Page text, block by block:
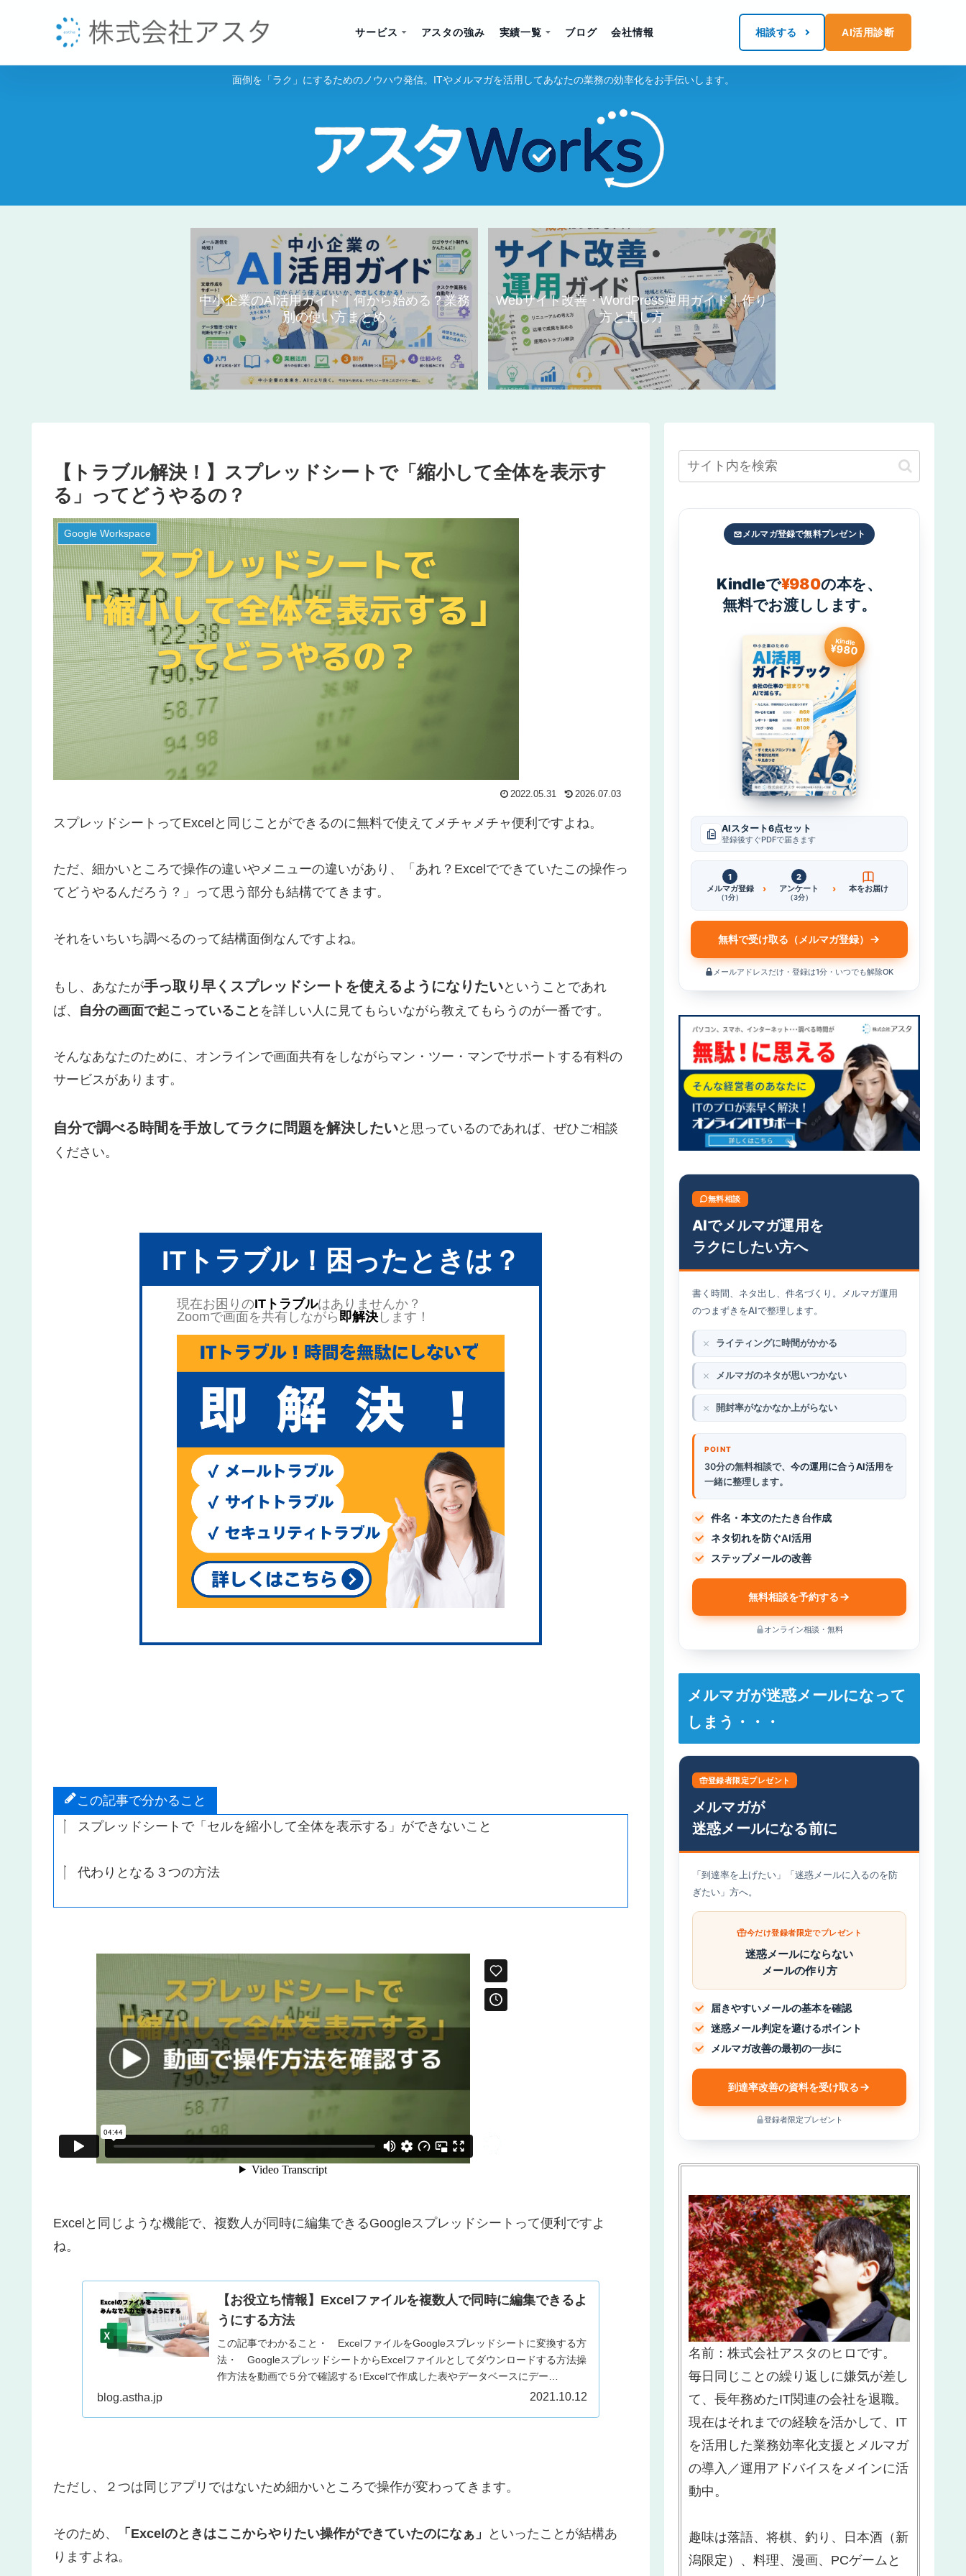
サービス アスタの強み 実績一覧 ブログ 会社情報 相談する AI活用診断
面倒を「ラク」にするためのノウハウ発信。ITやメルマガを活用してあなたの業務の効率化をお手伝いします。
中小企業のAI活用ガイド｜何から始める？業務
別の使い方まとめ
Webサイト改善・WordPress運用ガイド｜作り
方と直し方
【トラブル解決！】スプレッドシートで「縮小して全体を表示す
る」ってどうやるの？
Google Workspace
2022.05.31 2026.07.03
スプレッドシートってExcelと同じことができるのに無料で使えてメチャメチャ便利ですよね。
ただ、細かいところで操作の違いやメニューの違いがあり、「あれ？Excelでできていたこの操作っ
てどうやるんだろう？」って思う部分も結構でてきます。
それをいちいち調べるのって結構面倒なんですよね。
もし、あなたが手っ取り早くスプレッドシートを使えるようになりたいということであれ
ば、 自分の画面で起こっていること を詳しい人に見てもらいながら教えてもらうのが一番です。
そんなあなたのために、オンラインで画面共有をしながらマン・ツー・マンでサポートする有料の
サービスがあります。
自分で調べる時間を手放してラクに問題を解決したいと思っているのであれば、ぜひご相談
ください。
ITトラブル！困ったときは？
現在お困りのITトラブルはありませんか？
Zoomで画面を共有しながら 即解決します！
この記事で分かること
スプレッドシートで「セルを縮小して全体を表示する」ができないこと
代わりとなる３つの方法
Excelと同じような機能で、複数人が同時に編集できるGoogleスプレッドシートって便利ですよ
ね。
【お役立ち情報】Excelファイルを複数人で同時に編集できるよ
うにする方法
この記事でわかること・ ExcelファイルをGoogleスプレッドシートに変換する方
法・ GoogleスプレッドシートからExcelファイルとしてダウンロードする方法操
作方法を動画で５分で確認する↑Excelで作成した表やデータベースにデー…
blog.astha.jp 2021.10.12
ただし、２つは同じアプリではないため細かいところで操作が変わってきます。
そのため、 「Excelのときはここからやりたい操作ができていたのになぁ」
といったことが結構あ
りますよね。
メルマガ登録で無料プレゼント
Kindleで¥980の本を、
無料でお渡しします。
Kindle
¥980
AIスタート6点セット
登録後すぐPDFで届きます
1
メルマガ登録
（1分）
›
2
アンケート
（3分）
› 本をお届け
無料で受け取る（メルマガ登録）
メールアドレスだけ・登録は1分・いつでも解除OK
無料相談
AIでメルマガ運用を
ラクにしたい方へ
書く時間、ネタ出し、件名づくり。メルマガ運用
のつまずきをAIで整理します。
ライティングに時間がかかる
メルマガのネタが思いつかない
開封率がなかなか上がらない
30分の無料相談で、 今の運用に合うAI活用 を
一緒に整理します。
件名・本文のたたき台作成
ネタ切れを防ぐAI活用
ステップメールの改善
無料相談を予約する
オンライン相談・無料
メルマガが迷惑メールになって
しまう・・・
登録者限定プレゼント
メルマガが
迷惑メールになる前に
「到達率を上げたい」「迷惑メールに入るのを防
ぎたい」方へ。
今だけ登録者限定でプレゼント
迷惑メールにならない
メールの作り方
届きやすいメールの基本を確認
迷惑メール判定を避けるポイント
メルマガ改善の最初の一歩に
到達率改善の資料を受け取る
登録者限定プレゼント
名前：株式会社アスタのヒロです。
毎日同じことの繰り返しに嫌気が差し
て、長年務めたIT関連の会社を退職。
現在はそれまでの経験を活かして、IT
を活用した業務効率化支援とメルマガ
の導入／運用アドバイスをメインに活
動中。
趣味は落語、将棋、釣り、日本酒（新
潟限定）、料理、漫画、PCゲームと